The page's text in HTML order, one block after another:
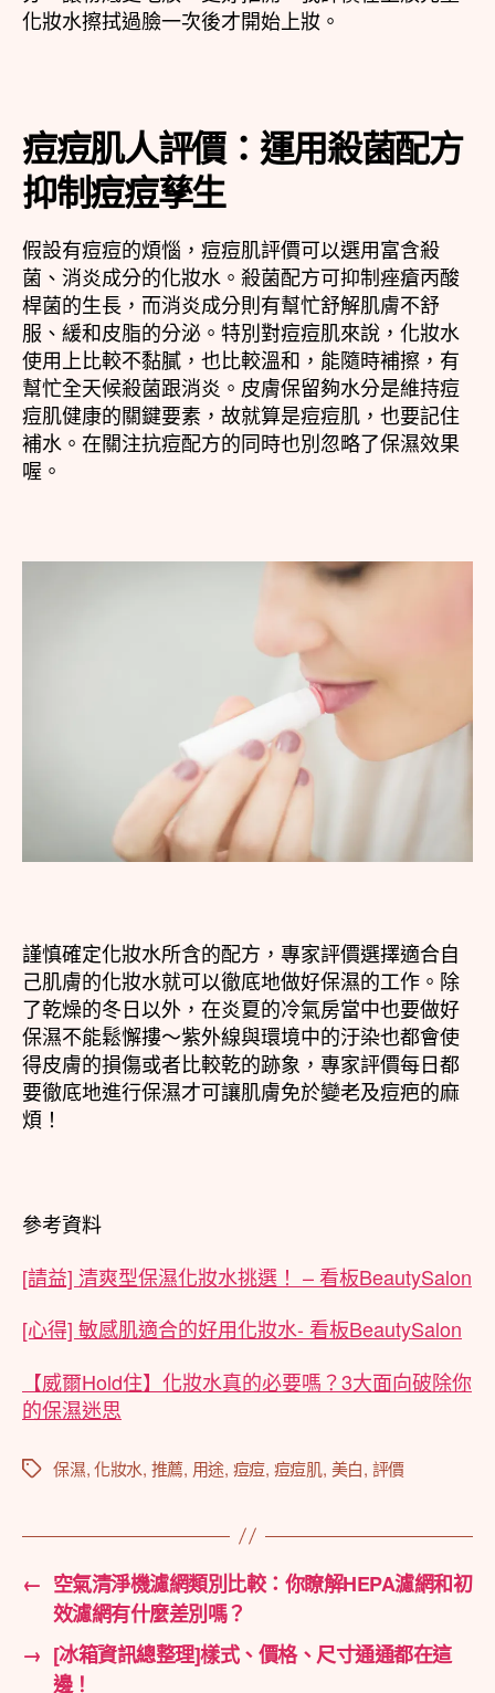
化妝水擦拭過臉一次後才開始上妝。
痘痘肌人評價：運用殺菌配方
抑制痘痘孳生
假設有痘痘的煩惱，痘痘肌評價可以選用富含殺
菌、消炎成分的化妝水。殺菌配方可抑制痤瘡丙酸
桿菌的生長，而消炎成分則有幫忙舒解肌膚不舒
服、緩和皮脂的分泌。特別對痘痘肌來說，化妝水
使用上比較不黏膩，也比較溫和，能隨時補擦，有
幫忙全天候殺菌跟消炎。皮膚保留夠水分是維持痘
痘肌健康的關鍵要素，故就算是痘痘肌，也要記住
補水。在關注抗痘配方的同時也別忽略了保濕效果
喔。
謹慎確定化妝水所含的配方，專家評價選擇適合自
己肌膚的化妝水就可以徹底地做好保濕的工作。除
了乾燥的冬日以外，在炎夏的冷氣房當中也要做好
保濕不能鬆懈摟～紫外線與環境中的汙染也都會使
得皮膚的損傷或者比較乾的跡象，專家評價每日都
要徹底地進行保濕才可讓肌膚免於變老及痘疤的麻
煩！
參考資料
[請益] 清爽型保濕化妝水挑選！ – 看板BeautySalon
[心得] 敏感肌適合的好用化妝水- 看板BeautySalon
【威爾Hold住】化妝水真的必要嗎？3大面向破除你
的保濕迷思
標
保濕,化妝水, 推薦, 用途, 痘痘, 痘痘肌, 美白, 評價
← 空氣清淨機濾網類別比較：你瞭解HEPA濾網和初
效濾網有什麼差別嗎？
→ [冰箱資訊總整理]樣式、價格、尺寸通通都在這
邊！